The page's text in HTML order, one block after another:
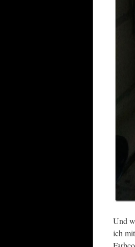
Und
ich